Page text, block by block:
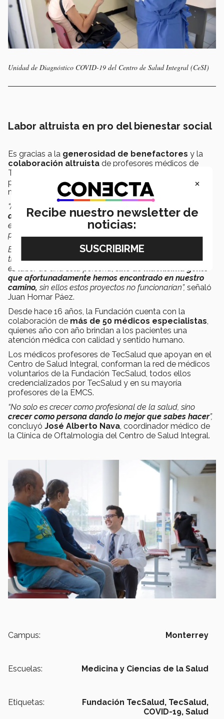
Unidad de Diagnóstico COVID-19 del Centro de Salud Integral (CeSI)
Labor altruista en pro del bienestar social
Es gracias a la generosidad de benefactores y la
colaboración altruista de profesores médicos de
TecSalud, que día a día cumplen con uno de los
propósitos de la Fundación TecSalud: brindar atención
médica y hospitalaria a quienes más lo necesitan.
“Agradezco a todos los profesores que
desinteresadamente otorgan sus conocimientos, su
experiencia y su calidez para atender a nuestros
pacientes, y a la vez enseñar a nuestros alumnos.
Es muy satisfactorio lo que ha pasado a lo largo de este
tiempo, pero también quiero dejar muy claro que esto no
es labor de una sola persona,
que afortunadamente hemos encontrado en nuestro
camino,sin ellos estos proyectos no funcionarían”, señaló
Juan Homar Páez.
Desde hace 16 años, la Fundación cuenta con la
colaboración de más de 50 médicos especialistas
quienes año con año brindan a los pacientes una
atención médica con calidad y sentido humano.
Los médicos profesores de TecSalud que apoyan en el
Centro de Salud Integral, conforman la red de médicos
voluntarios de la Fundación TecSalud, todos ellos
credencializados por TecSalud y en su mayoría
profesores de la EMCS.
“No solo es crecer como profesional de la salud, sino
crecer como persona dando lo mejor que sabes hacer”,
concluyó José Alberto Nava , coordinador médico de
la Clínica de Oftalmología del Centro de Salud Integral.
Campus: Monterrey
Escuelas: Medicina y Ciencias de la Salud
Etiquetas:
Fundación TecSalud, TecSalud,
COVID-19, Salud
×
Recibe nuestro newsletter de
noticias: